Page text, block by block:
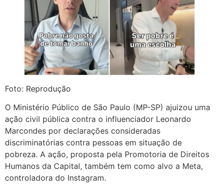
Foto: Reprodução
O Ministério Público de São Paulo (MP-SP) ajuizou uma
ação civil pública contra o influenciador Leonardo
Marcondes por declarações consideradas
discriminatórias contra pessoas em situação de
pobreza. A ação, proposta pela Promotoria de Direitos
Humanos da Capital, também tem como alvo a Meta,
controladora do Instagram.